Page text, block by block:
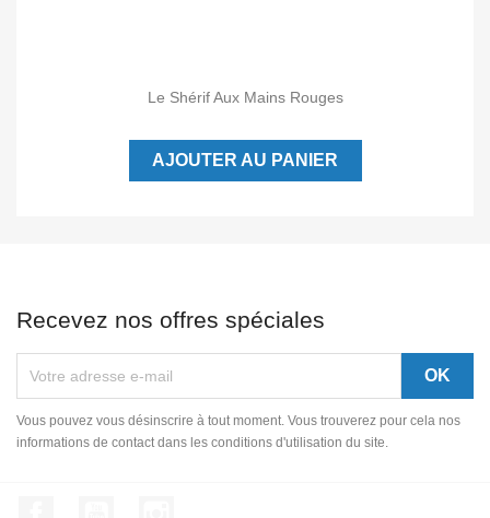
Le Shérif Aux Mains Rouges
AJOUTER AU PANIER
Recevez nos offres spéciales
Vous pouvez vous désinscrire à tout moment. Vous trouverez pour cela nos
informations de contact dans les conditions d'utilisation du site.